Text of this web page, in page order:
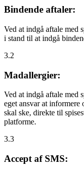
Bindende aftaler:
Ved at indgå aftale med
i stand til at indgå
3.2
Madallergier:
Ved at indgå aftale med
eget ansvar at informere
skal ske, direkte til
platforme.
3.3
Accept af SMS: